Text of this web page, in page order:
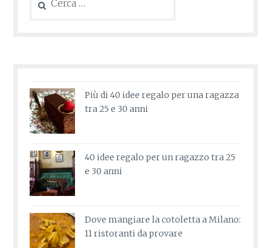
per:
Più di 40 idee regalo per una ragazza
tra 25 e 30 anni
40 idee regalo per un ragazzo tra 25
e 30 anni
Dove mangiare la cotoletta a Milano:
11 ristoranti da provare